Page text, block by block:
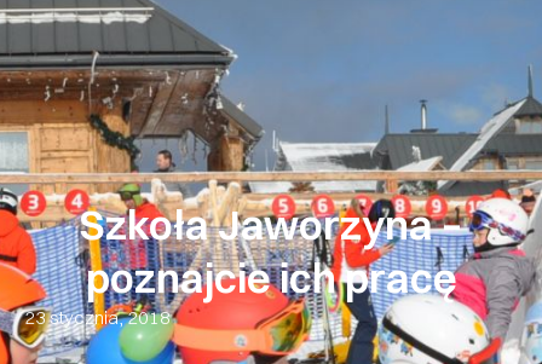
Szkoła Jaworzyna –
poznajcie ich pracę
23 stycznia, 2018